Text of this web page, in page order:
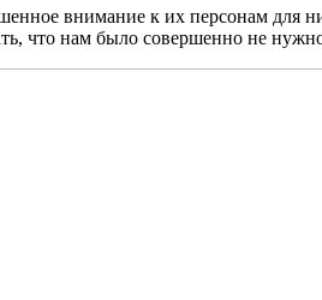
внимание к их персонам для
что нам было совершенно не